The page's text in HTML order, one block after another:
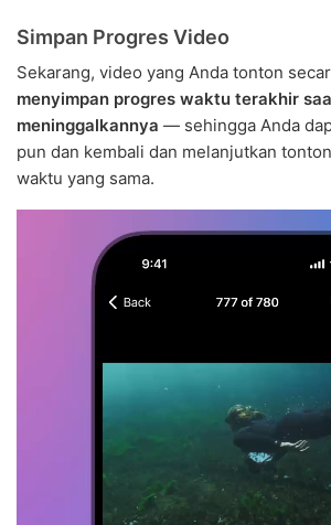
Simpan Progres Video
Sekarang, video yang Anda tonton
menyimpan progres waktu terakhir
meninggalkannya — sehingga Anda
pun dan kembali dan melanjutkan
waktu yang sama.